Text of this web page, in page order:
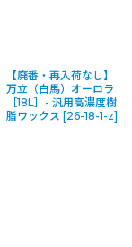
【廃番・再入荷なし】
万立（白馬）オーロラ
［18L］- 汎用高濃度樹
脂ワックス [26-18-1-z]